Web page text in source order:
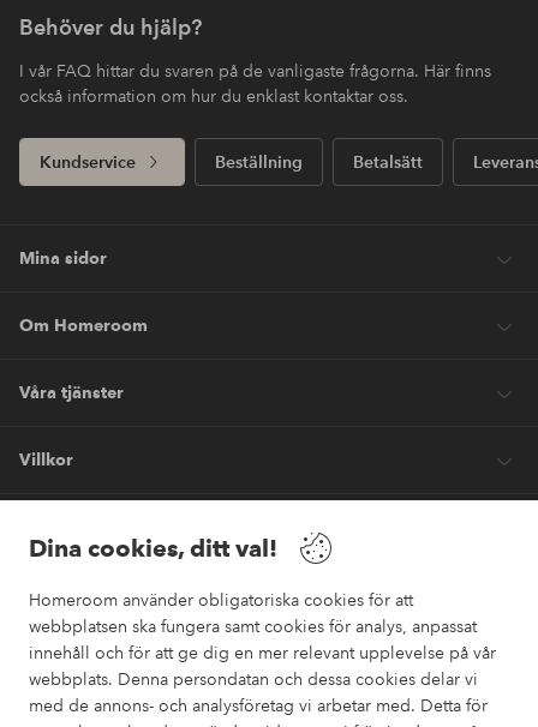
Dina cookies, ditt val!
Homeroom använder obligatoriska cookies för att
webbplatsen ska fungera samt cookies för analys, anpassat
innehåll och för att ge dig en mer relevant upplevelse på vår
webbplats. Denna persondatan och dessa cookies delar vi
med de annons- och analysföretag vi arbetar med. Detta för
Behöver du hjälp?
I vår FAQ hittar du svaren på de vanligaste frågorna. Här finns
också information om hur du enklast kontaktar oss.
Kundservice Beställning Betalsätt
Mina sidor
Om Homeroom
Våra tjänster
Villkor
Säkra betalningar
Vill du veta mer om våra betalalternativ ?